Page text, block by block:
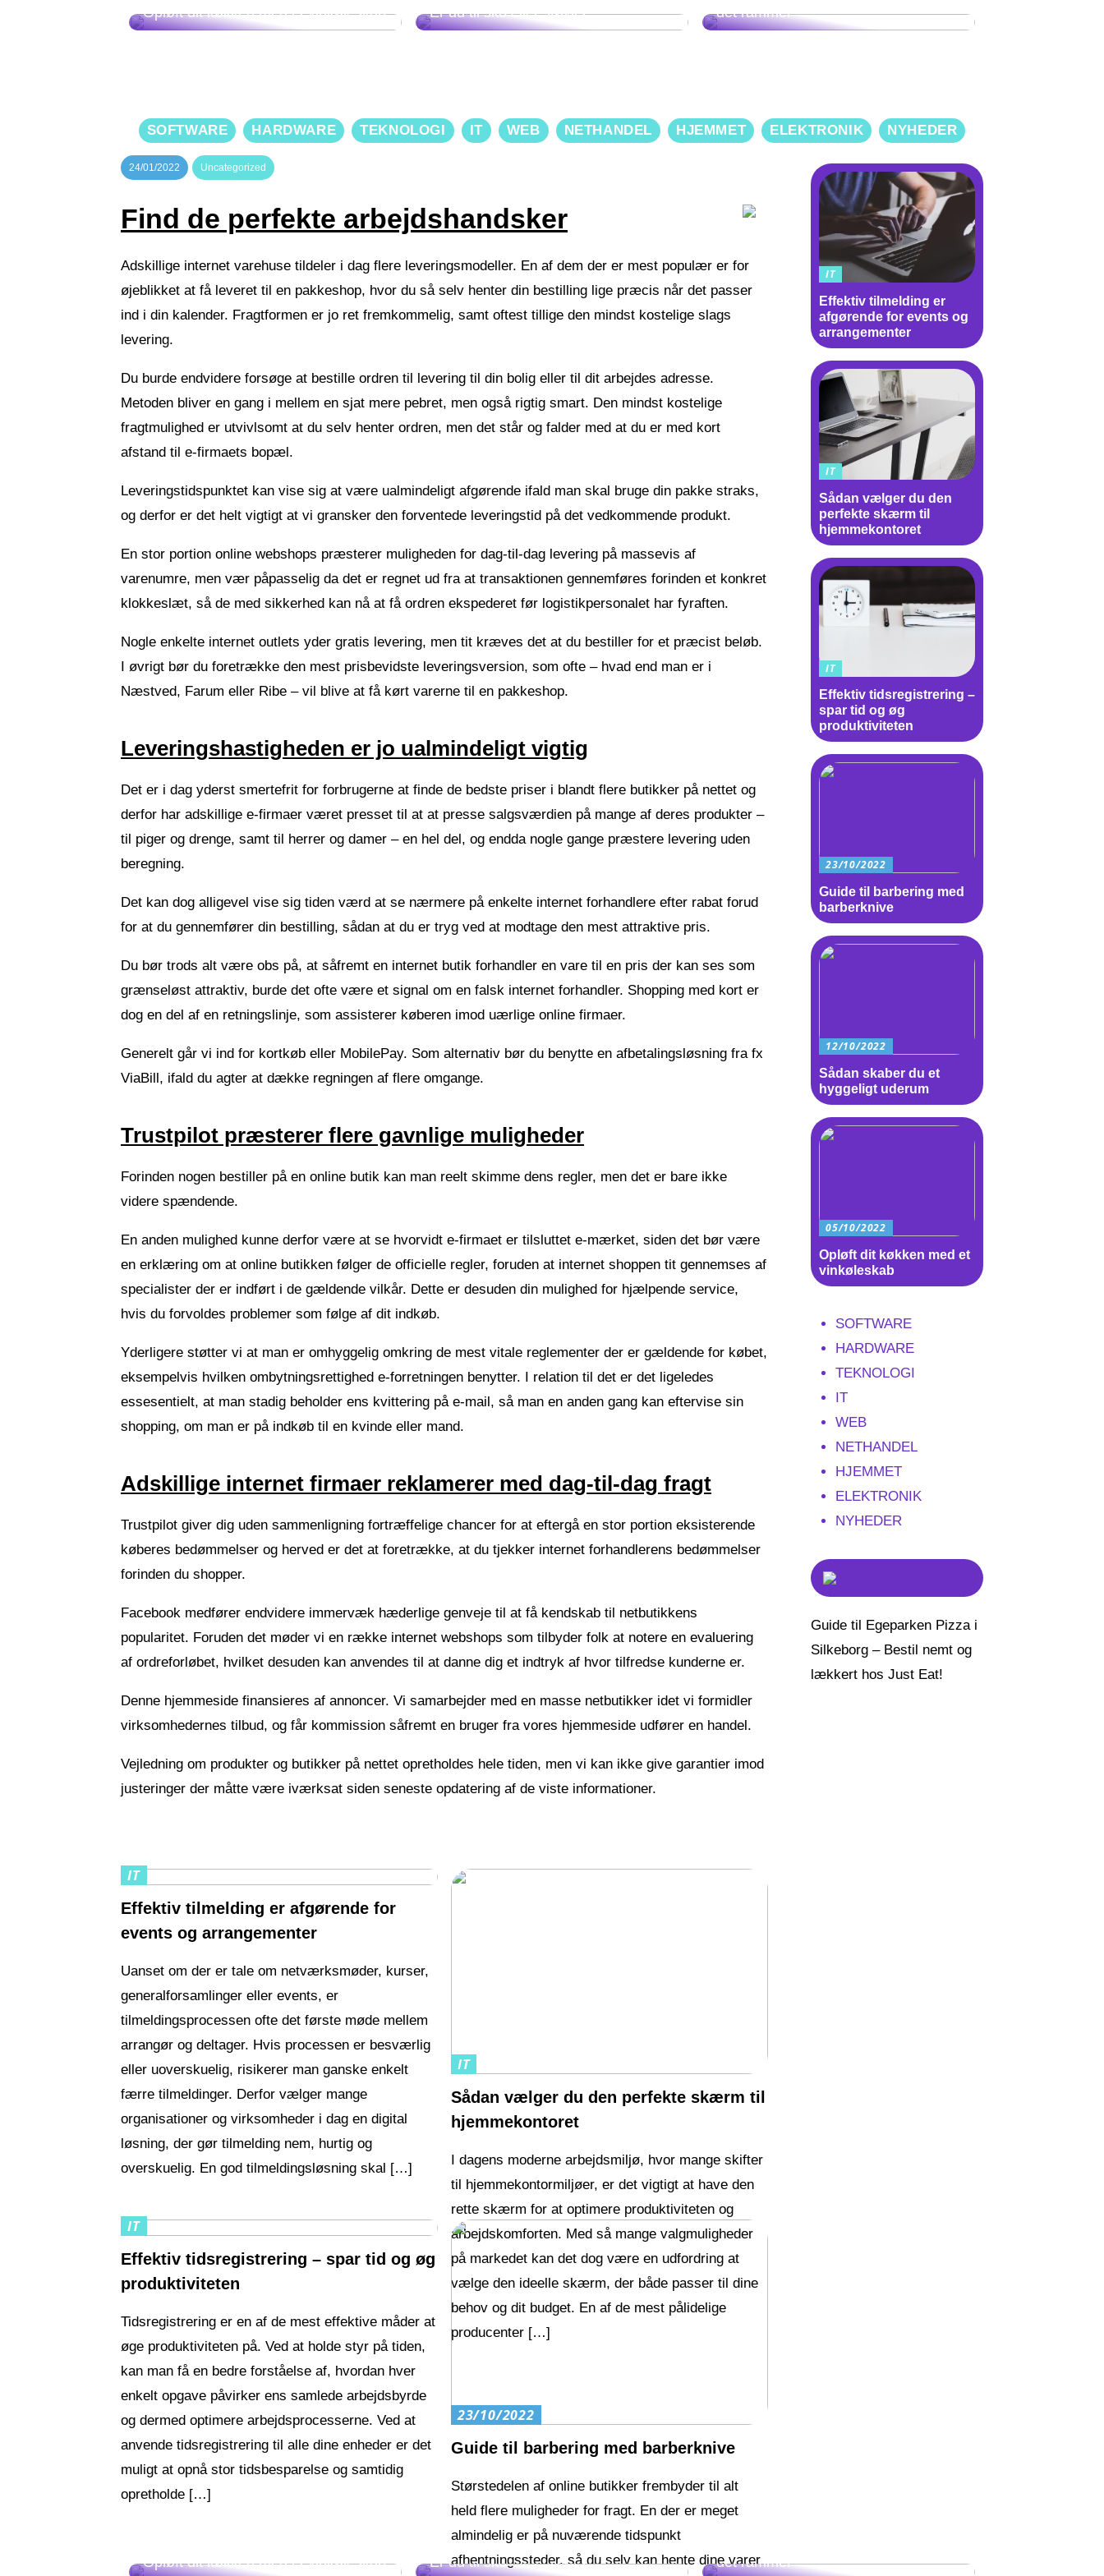
Opløft dit køkken med et vinkøleskab Er du til sko eller støvler?
det rammer
SOFTWARE HARDWARE TEKNOLOGI IT WEB NETHANDEL HJEMMET ELEKTRONIK NYHEDER
24/01/2022 Uncategorized
Find de perfekte arbejdshandsker
Adskillige internet varehuse tildeler i dag flere leveringsmodeller. En af dem der er mest populær er for
øjeblikket at få leveret til en pakkeshop, hvor du så selv henter din bestilling lige præcis når det passer
ind i din kalender. Fragtformen er jo ret fremkommelig, samt oftest tillige den mindst kostelige slags
levering.
Du burde endvidere forsøge at bestille ordren til levering til din bolig eller til dit arbejdes adresse.
Metoden bliver en gang i mellem en sjat mere pebret, men også rigtig smart. Den mindst kostelige
fragtmulighed er utvivlsomt at du selv henter ordren, men det står og falder med at du er med kort
afstand til e-firmaets bopæl.
Leveringstidspunktet kan vise sig at være ualmindeligt afgørende ifald man skal bruge din pakke straks,
og derfor er det helt vigtigt at vi gransker den forventede leveringstid på det vedkommende produkt.
En stor portion online webshops præsterer muligheden for dag-til-dag levering på massevis af
varenumre, men vær påpasselig da det er regnet ud fra at transaktionen gennemføres forinden et konkret
klokkeslæt, så de med sikkerhed kan nå at få ordren ekspederet før logistikpersonalet har fyraften.
Nogle enkelte internet outlets yder gratis levering, men tit kræves det at du bestiller for et præcist beløb.
I øvrigt bør du foretrække den mest prisbevidste leveringsversion, som ofte – hvad end man er i
Næstved, Farum eller Ribe – vil blive at få kørt varerne til en pakkeshop.
Leveringshastigheden er jo ualmindeligt vigtig
Det er i dag yderst smertefrit for forbrugerne at finde de bedste priser i blandt flere butikker på nettet og
derfor har adskillige e-firmaer været presset til at at presse salgsværdien på mange af deres produkter –
til piger og drenge, samt til herrer og damer – en hel del, og endda nogle gange præstere levering uden
beregning.
Det kan dog alligevel vise sig tiden værd at se nærmere på enkelte internet forhandlere efter rabat forud
for at du gennemfører din bestilling, sådan at du er tryg ved at modtage den mest attraktive pris.
Du bør trods alt være obs på, at såfremt en internet butik forhandler en vare til en pris der kan ses som
grænseløst attraktiv, burde det ofte være et signal om en falsk internet forhandler. Shopping med kort er
dog en del af en retningslinje, som assisterer køberen imod uærlige online firmaer.
Generelt går vi ind for kortkøb eller MobilePay. Som alternativ bør du benytte en afbetalingsløsning fra fx
ViaBill, ifald du agter at dække regningen af flere omgange.
Trustpilot præsterer flere gavnlige muligheder
Forinden nogen bestiller på en online butik kan man reelt skimme dens regler, men det er bare ikke
videre spændende.
En anden mulighed kunne derfor være at se hvorvidt e-firmaet er tilsluttet e-mærket, siden det bør være
en erklæring om at online butikken følger de officielle regler, foruden at internet shoppen tit gennemses af
specialister der er indført i de gældende vilkår. Dette er desuden din mulighed for hjælpende service,
hvis du forvoldes problemer som følge af dit indkøb.
Yderligere støtter vi at man er omhyggelig omkring de mest vitale reglementer der er gældende for købet,
eksempelvis hvilken ombytningsrettighed e-forretningen benytter. I relation til det er det ligeledes
essesentielt, at man stadig beholder ens kvittering på e-mail, så man en anden gang kan eftervise sin
shopping, om man er på indkøb til en kvinde eller mand.
Adskillige internet firmaer reklamerer med dag-til-dag fragt
Trustpilot giver dig uden sammenligning fortræffelige chancer for at eftergå en stor portion eksisterende
køberes bedømmelser og herved er det at foretrække, at du tjekker internet forhandlerens bedømmelser
forinden du shopper.
Facebook medfører endvidere immervæk hæderlige genveje til at få kendskab til netbutikkens
popularitet. Foruden det møder vi en række internet webshops som tilbyder folk at notere en evaluering
af ordreforløbet, hvilket desuden kan anvendes til at danne dig et indtryk af hvor tilfredse kunderne er.
Denne hjemmeside finansieres af annoncer. Vi samarbejder med en masse netbutikker idet vi formidler
virksomhedernes tilbud, og får kommission såfremt en bruger fra vores hjemmeside udfører en handel.
Vejledning om produkter og butikker på nettet opretholdes hele tiden, men vi kan ikke give garantier imod
justeringer der måtte være iværksat siden seneste opdatering af de viste informationer.
IT
Effektiv tilmelding er afgørende for
events og arrangementer
Uanset om der er tale om netværksmøder, kurser,
generalforsamlinger eller events, er
tilmeldingsprocessen ofte det første møde mellem
arrangør og deltager. Hvis processen er besværlig
eller uoverskuelig, risikerer man ganske enkelt
færre tilmeldinger. Derfor vælger mange
organisationer og virksomheder i dag en digital
løsning, der gør tilmelding nem, hurtig og
overskuelig. En god tilmeldingsløsning skal […]
IT
Sådan vælger du den perfekte skærm til
hjemmekontoret
I dagens moderne arbejdsmiljø, hvor mange skifter
til hjemmekontormiljøer, er det vigtigt at have den
rette skærm for at optimere produktiviteten og
arbejdskomforten. Med så mange valgmuligheder
på markedet kan det dog være en udfordring at
vælge den ideelle skærm, der både passer til dine
behov og dit budget. En af de mest pålidelige
producenter […]
IT
Effektiv tidsregistrering – spar tid og øg
produktiviteten
Tidsregistrering er en af de mest effektive måder at
øge produktiviteten på. Ved at holde styr på tiden,
kan man få en bedre forståelse af, hvordan hver
enkelt opgave påvirker ens samlede arbejdsbyrde
og dermed optimere arbejdsprocesserne. Ved at
anvende tidsregistrering til alle dine enheder er det
muligt at opnå stor tidsbesparelse og samtidig
opretholde […]
23/10/2022
Guide til barbering med barberknive
Størstedelen af online butikker frembyder til alt
held flere muligheder for fragt. En der er meget
almindelig er på nuværende tidspunkt
afhentningssteder, så du selv kan hente dine varer
IT
Effektiv tilmelding er
afgørende for events og
arrangementer
IT
Sådan vælger du den
perfekte skærm til
hjemmekontoret
IT
Effektiv tidsregistrering –
spar tid og øg
produktiviteten
23/10/2022
Guide til barbering med
barberknive
12/10/2022
Sådan skaber du et
hyggeligt uderum
05/10/2022
Opløft dit køkken med et
vinkøleskab
SOFTWARE
HARDWARE
TEKNOLOGI
IT
WEB
NETHANDEL
HJEMMET
ELEKTRONIK
NYHEDER
Guide til Egeparken Pizza i
Silkeborg – Bestil nemt og
lækkert hos Just Eat!
Opløft dit køkken med et vinkøleskab Er du til sko eller støvler?
det rammer